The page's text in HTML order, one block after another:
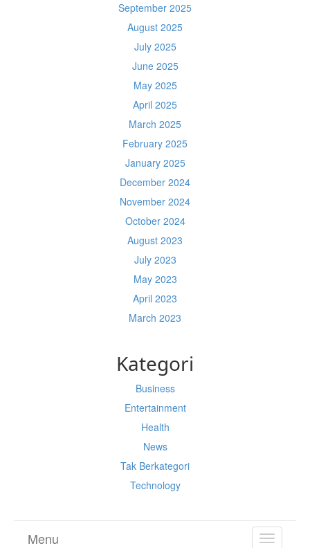
September 2025
August 2025
July 2025
June 2025
May 2025
April 2025
March 2025
February 2025
January 2025
December 2024
November 2024
October 2024
August 2023
July 2023
May 2023
April 2023
March 2023
Kategori
Business
Entertainment
Health
News
Tak Berkategori
Technology
TOGGLE
Menu